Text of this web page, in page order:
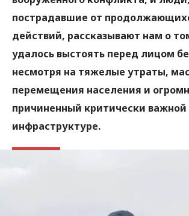
пострадавшие от
действий, рассказывают нам о
удалось выстоять перед лицом
несмотря на тяжелые утраты,
перемещения населения и
причиненный критически важной
инфраструктуре.